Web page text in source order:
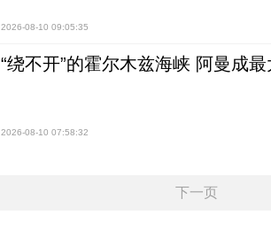
2026-08-10 09:05:35
“绕不开”的霍尔木兹海峡 阿曼成
2026-08-10 07:58:32
下一页